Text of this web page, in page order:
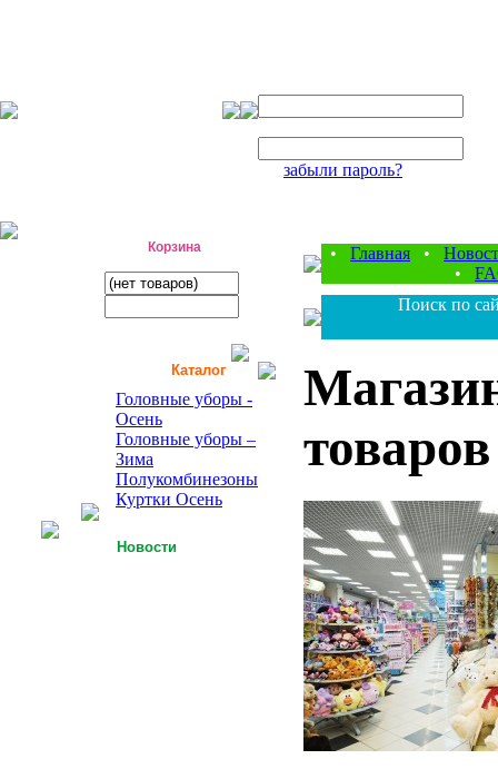
забыли пароль?
Корзина
Каталог
Головные уборы -
Осень
Головные уборы –
Зима
Полукомбинезоны
Куртки Осень
Новости
• Главная •
•
Поиск по
товаров